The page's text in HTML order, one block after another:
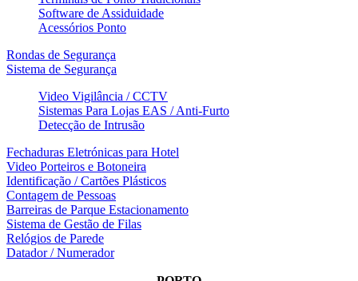
Software de Assiduidade
Acessórios Ponto
Rondas de Segurança
Sistema de Segurança
Video Vigilância / CCTV
Sistemas Para Lojas EAS / Anti-Furto
Detecção de Intrusão
Fechaduras Eletrónicas para Hotel
Video Porteiros e Botoneira
Identificação / Cartões Plásticos
Contagem de Pessoas
Barreiras de Parque Estacionamento
Sistema de Gestão de Filas
Relógios de Parede
Datador / Numerador